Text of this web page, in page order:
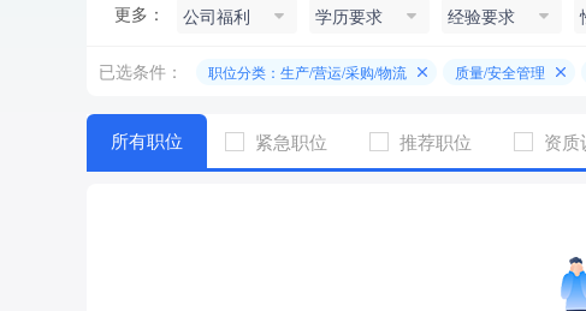
更多： 公司福利 学历要求 经验要求
已选条件： 职位分类：生产/营运/采购/物流 质量/安全管理
所有职位 紧急职位 推荐职位 资质